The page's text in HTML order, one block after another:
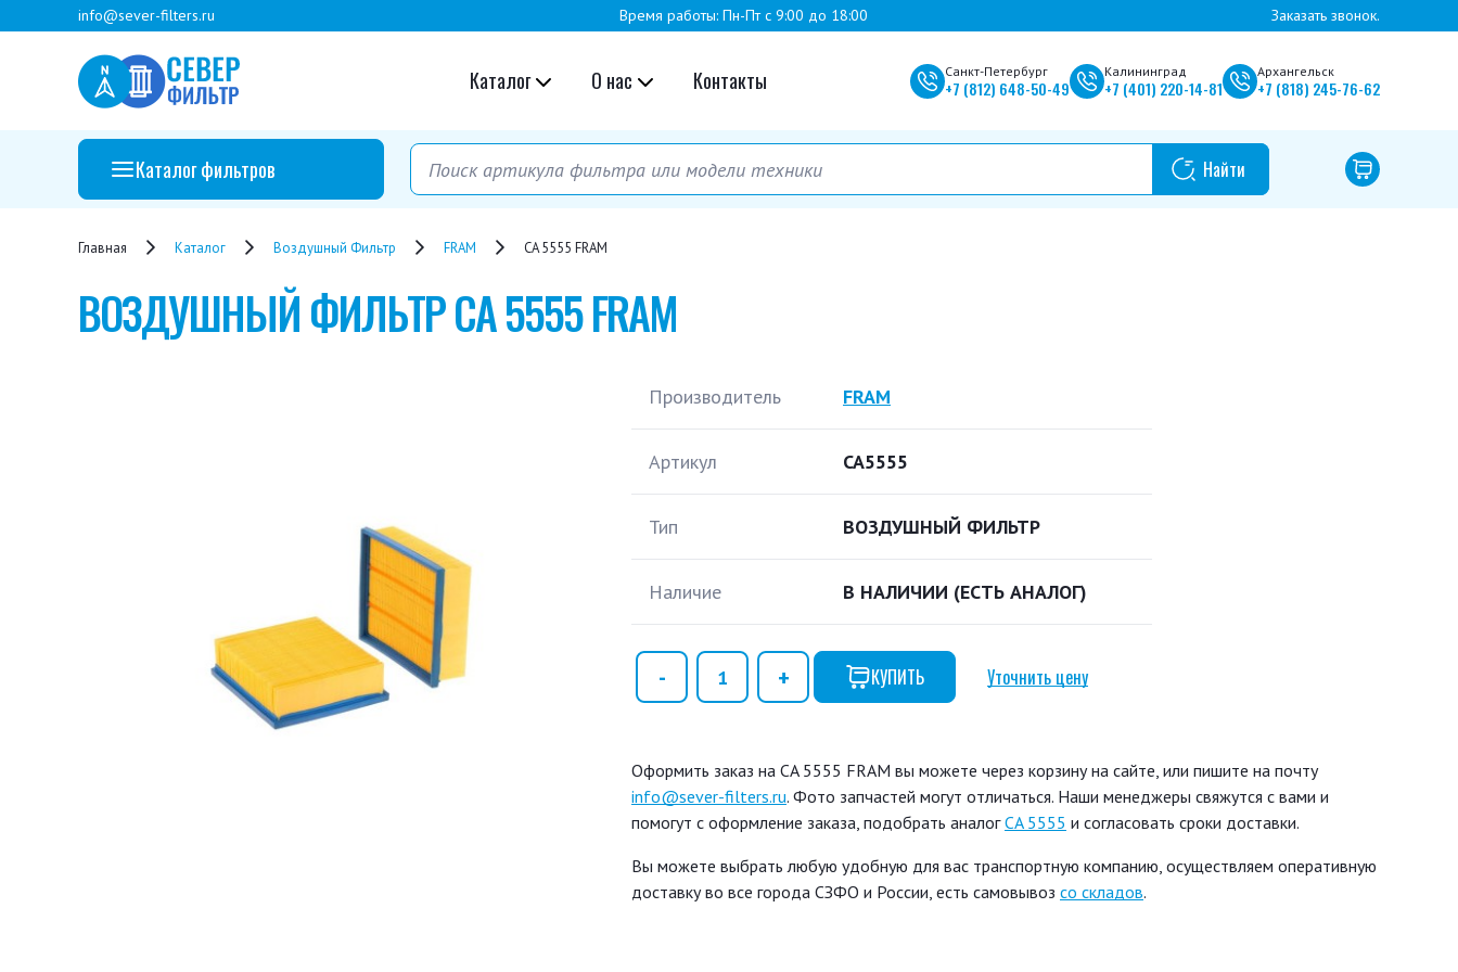
info@sever-filters.ru Время работы: Пн-Пт с 9:00 до 18:00 Заказать звонок.
Каталог О нас Контакты Санкт-Петербург
+7 (812) 648-50-49
Калининград
+7 (401) 220-14-81
Архангельск
+7 (818) 245-76-62
Каталог фильтров
Главная Каталог Воздушный Фильтр FRAM CA 5555 FRAM
ВОЗДУШНЫЙ ФИЛЬТРCA 5555 FRAM
Производитель FRAM
Артикул CA5555
Тип ВОЗДУШНЫЙ ФИЛЬТР
Наличие В НАЛИЧИИ (ЕСТЬ АНАЛОГ)
КУПИТЬ Уточнить цену
Оформить заказ на CA 5555 FRAM вы можете через корзину на сайте, или пишите на почту
info@sever-filters.ru. Фото запчастей могут отличаться. Наши менеджеры свяжутся с вами и
помогут с оформление заказа, подобрать аналогCA 5555 и согласовать сроки доставки.
Вы можете выбрать любую удобную для вас транспортную компанию, осуществляем оперативную
доставку во все города СЗФО и России, есть самовывоз со складов.